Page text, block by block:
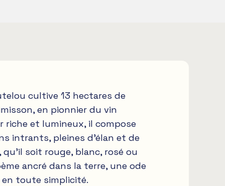
cultive 13 hectares de
en pionnier du vin
riche et lumineux, il compose
intrants, pleines d’élan et de
soit rouge, blanc, rosé ou
ancré dans la terre, une ode
toute simplicité.